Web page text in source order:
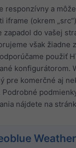
responzívny a
iframe (okrem
zapadol do vašej
však žiadne
použiť
konfigurátorom.
pre komerčné aj
Podrobné
nájdete na